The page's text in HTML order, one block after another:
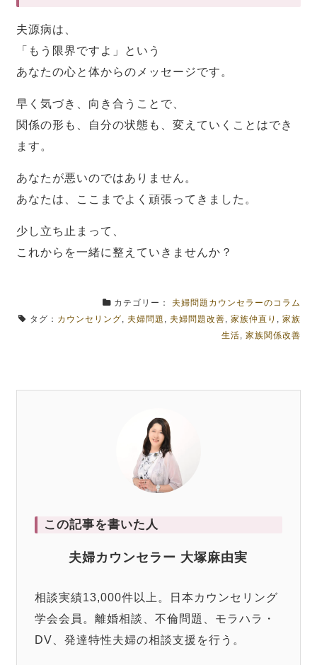
夫源病は、
「もう限界ですよ」という
あなたの心と体からのメッセージです。
早く気づき、向き合うことで、
関係の形も、自分の状態も、変えていくことはでき
ます。
あなたが悪いのではありません。
あなたは、ここまでよく頑張ってきました。
少し立ち止まって、
これからを一緒に整えていきませんか？
カテゴリー：
夫婦問題カウンセラーのコラム
タグ： カウンセリング 夫婦問題 夫婦問題改善 家族仲直り
家族
生活
家族関係改善
この記事を書いた人
夫婦カウンセラー 大塚麻由実
相談実績13,000件以上。日本カウンセリング
学会会員。離婚相談、不倫問題、モラハラ・
DV、発達特性夫婦の相談支援を行う。